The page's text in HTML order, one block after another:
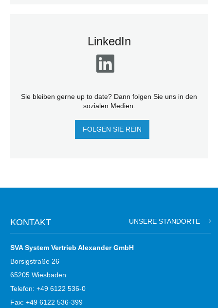
LinkedIn
Sie bleiben gerne up to date? Dann folgen Sie uns in den
sozialen Medien.
FOLGEN SIE REIN
KONTAKT UNSERE STANDORTE
SVA System Vertrieb Alexander GmbH
Borsigstraße 26
65205 Wiesbaden
Telefon: +49 6122 536-0
Fax: +49 6122 536-399